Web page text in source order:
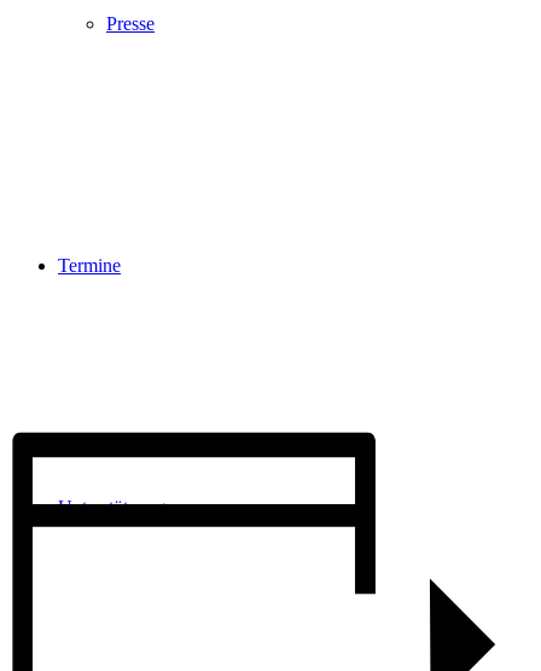
Presse
Termine
Unterstützung